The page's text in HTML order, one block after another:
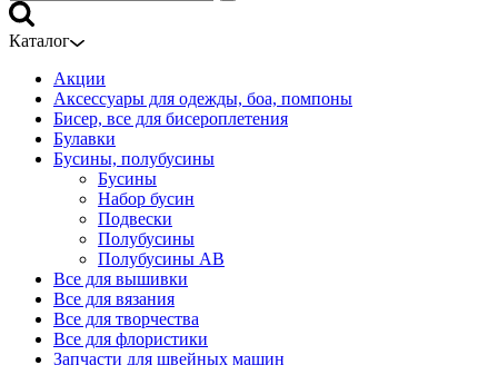
Каталог
Акции
Аксессуары для одежды, боа, помпоны
Бисер, все для бисероплетения
Булавки
Бусины, полубусины
Бусины
Набор бусин
Подвески
Полубусины
Полубусины AB
Все для вышивки
Все для вязания
Все для творчества
Все для флористики
Запчасти для швейных машин